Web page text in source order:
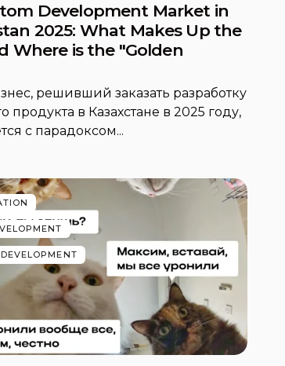
Development Market in
2025: What Makes Up the
Where is the "Golden
решивший заказать разработку
продукта в Казахстане в 2025 году,
с парадоксом...